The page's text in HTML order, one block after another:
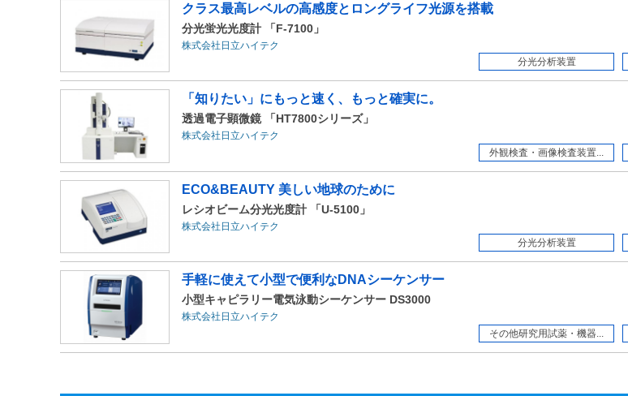
クラス最高レベルの高感度とロングライフ光源を搭載
分光蛍光光度計 「F-7100」
株式会社日立ハイテク
分光分析装置
「知りたい」にもっと速く、もっと確実に。
透過電子顕微鏡 「HT7800シリーズ」
株式会社日立ハイテク
外観検査・画像検査装置...
ECO&BEAUTY 美しい地球のために
レシオビーム分光光度計 「U-5100」
株式会社日立ハイテク
分光分析装置
手軽に使えて小型で便利なDNAシーケンサー
小型キャピラリー電気泳動シーケンサー DS3000
株式会社日立ハイテク
その他研究用試薬・機器...